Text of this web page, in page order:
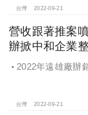
的港口段，4分鐘
抵南二高，且鄰近
外環道路、永康交
可迅速串聯台南都
台灣 2022-09-21
營收跟著推案
辦掀中和企業
2022年遠雄廠辦
場上可當企業總部
台灣 2022-09-21